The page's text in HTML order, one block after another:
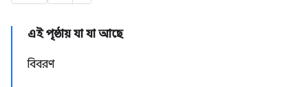
এই পৃষ্ঠায় যা যা আছে
বিবরণ